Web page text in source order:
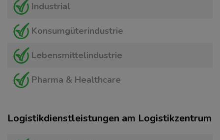
Industrial
Konsumgüterindustrie
Lebensmittelindustrie
Pharma & Healthcare
Logistikdienstleistungen am Logistikzentrum